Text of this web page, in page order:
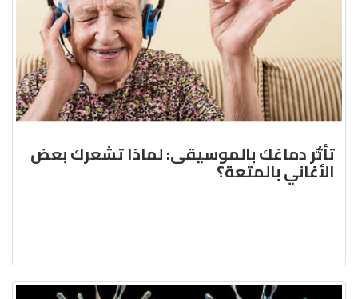
تأثُّر دماغك بالموسيقى: لماذا تشعرك بعض
الأغاني بالمتعة؟